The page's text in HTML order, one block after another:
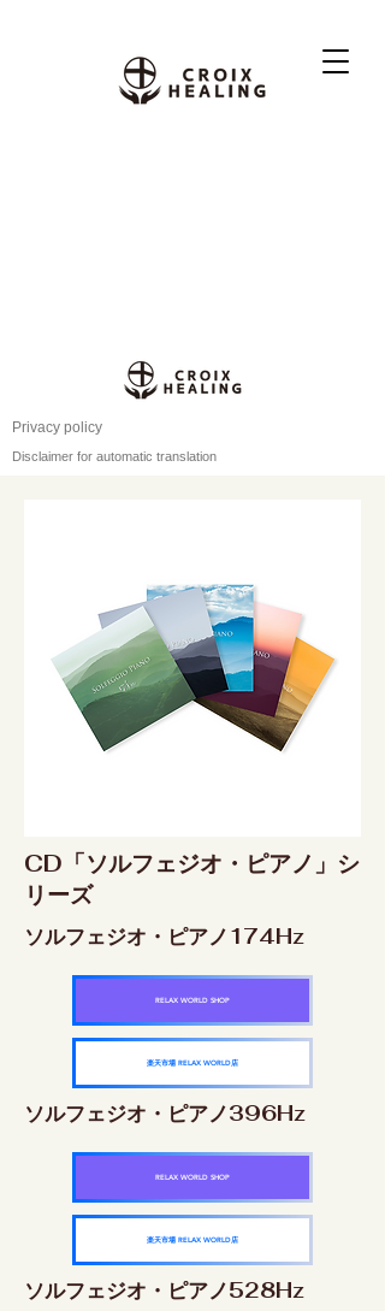
Privacy policy
Disclaimer for automatic translation
CD「ソルフェジオ・ピアノ」シ
リーズ
ソルフェジオ・ピアノ174Hz
RELAX WORLD SHOP
楽天市場 RELAX WORLD店
ソルフェジオ・ピアノ396Hz
RELAX WORLD SHOP
楽天市場 RELAX WORLD店
ソルフェジオ・ピアノ528Hz